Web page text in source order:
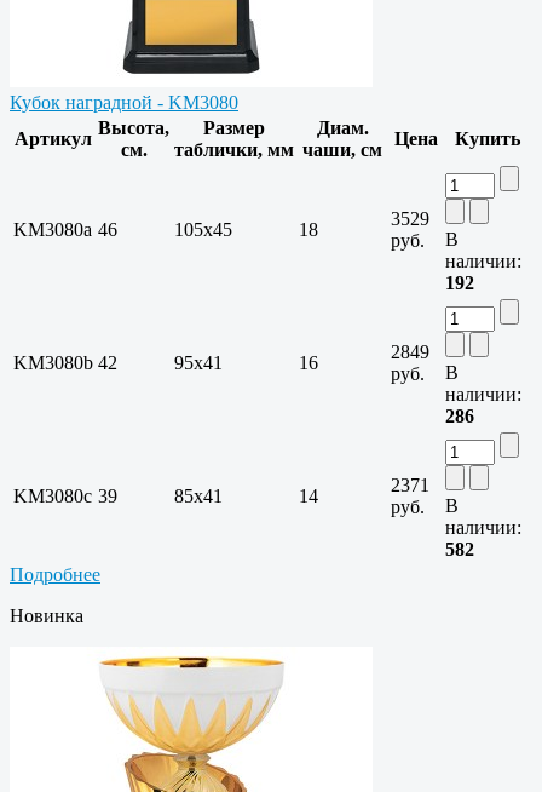
Кубок наградной - KM3080
Артикул
Высота,
см.
Размер
таблички, мм
Диам.
чаши, см
Цена Купить
KM3080a 46 105х45 18
3529
руб.
В
наличии:
192
KM3080b 42 95х41 16
2849
руб.
В
наличии:
286
KM3080c 39 85х41 14
2371
руб.
В
наличии:
582
Подробнее
Новинка